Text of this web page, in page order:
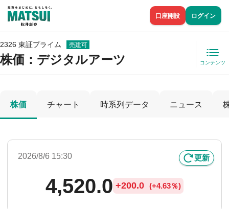
口座開設 ログイン
2326 東証プライム 売建可
株価 ：デジタルアーツ コンテンツ
株価 チャート 時系列データ ニュース
2026/8/6 15:30 更新
4,520.0 +200.0 (+4.63％)